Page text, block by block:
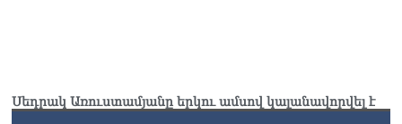
Սեդրակ Առուստամյանը երկու ամսով կալանավորվել է